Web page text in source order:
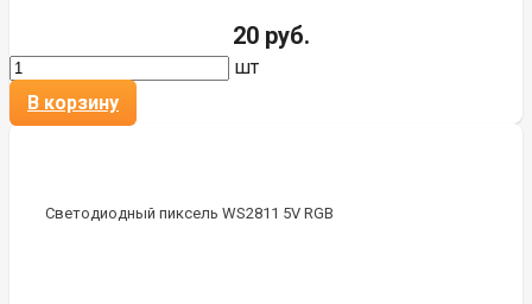
20 руб.
шт
В корзину
Светодиодный пиксель WS2811 5V RGB